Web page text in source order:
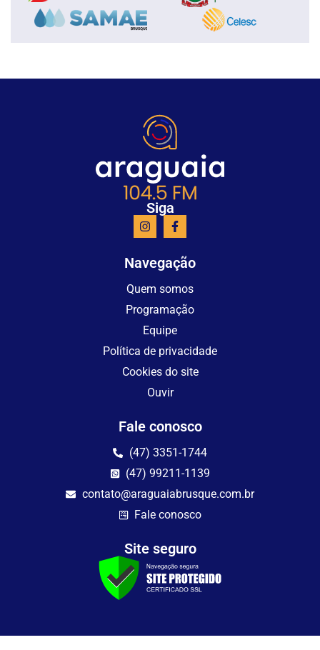
Siga
Navegação
Quem somos
Programação
Equipe
Política de privacidade
Cookies do site
Ouvir
Fale conosco
(47) 3351-1744
(47) 99211-1139
contato@araguaiabrusque.com.br
Fale conosco
Site seguro